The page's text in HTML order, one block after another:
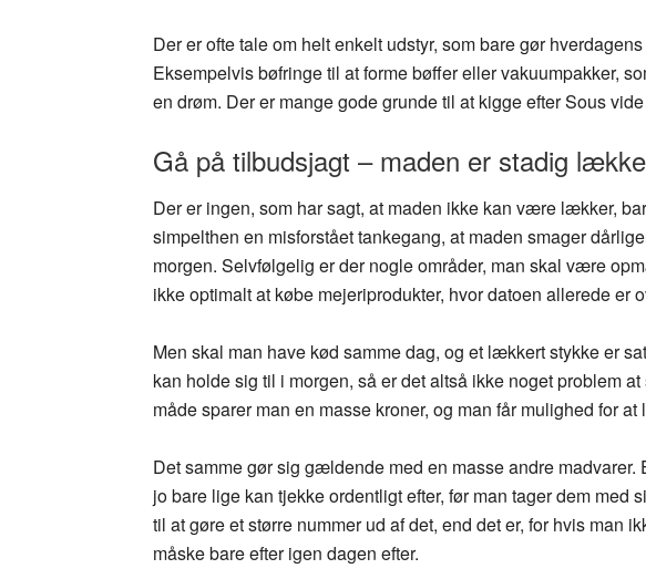
Der er ofte tale om helt enkelt udstyr, som bare gør
Eksempelvis bøfringe til at forme bøffer eller vakuumpakker,
en drøm. Der er mange gode grunde til at kigge efter Sous
Gå på tilbudsjagt – maden er stadig
Der er ingen, som har sagt, at maden ikke kan være lækker,
simpelthen en misforstået tankegang, at maden smager
morgen. Selvfølgelig er der nogle områder, man skal være
ikke optimalt at købe mejeriprodukter, hvor datoen allerede er
Men skal man have kød samme dag, og et lækkert stykke er
kan holde sig til i morgen, så er det altså ikke noget problem
måde sparer man en masse kroner, og man får mulighed for
Det samme gør sig gældende med en masse andre madvarer.
jo bare lige kan tjekke ordentligt efter, før man tager dem med
til at gøre et større nummer ud af det, end det er, for hvis man
måske bare efter igen dagen efter.